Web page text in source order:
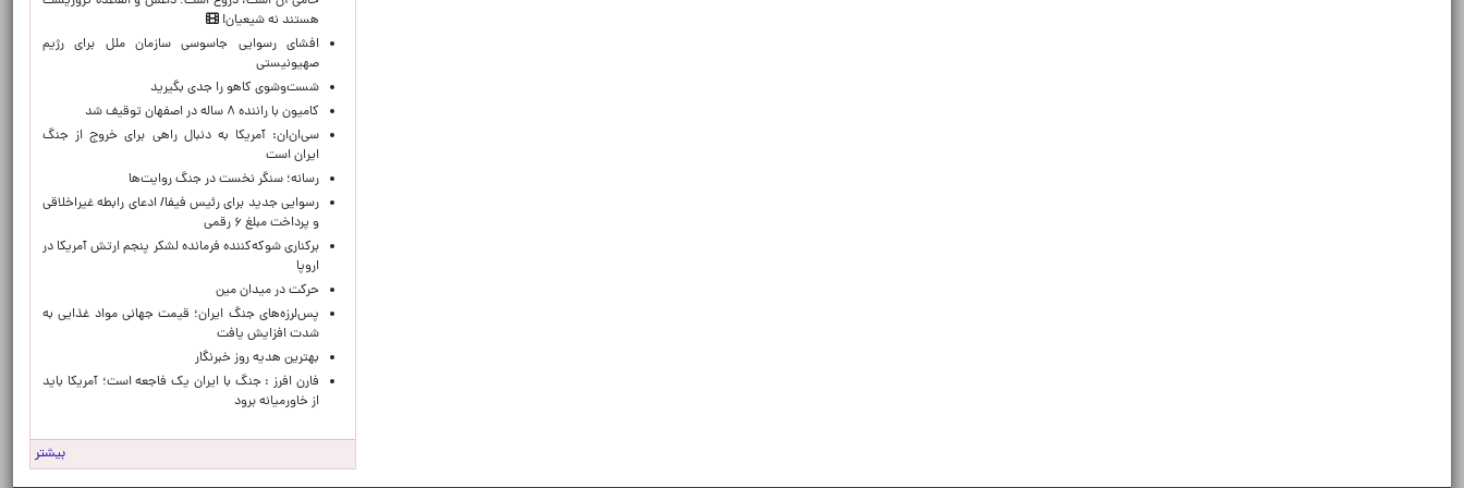
هستند نه شیعیان!
افشای رسوایی جاسوسی سازمان ملل برای رژیم
صهیونیستی
شست‌وشوی کاهو را جدی بگیرید
کامیون با راننده ۸ ساله در اصفهان توقیف شد
سی‌ان‌ان: آمریکا به دنبال راهی برای خروج از جنگ
ایران است
رسانه؛ سنگر نخست در جنگ روایت‌ها
رسوایی جدید برای رئیس فیفا/ ادعای رابطه غیراخلاقی
و پرداخت مبلغ ۶ رقمی
برکناری شوکه‌کننده فرمانده لشکر پنجم ارتش آمریکا در
اروپا
حركت در ميدان مين
پس‌لرزه‌های جنگ ایران؛ قیمت جهانی مواد غذایی به
شدت افزایش یافت
بهترین هدیه روز خبرنگار
فارن افرز : جنگ با ایران یک فاجعه است؛ آمریکا باید
از خاورمیانه برود
بیشتر